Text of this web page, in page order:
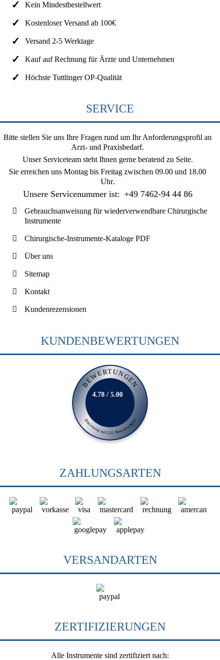
Kein Mindestbestellwert
Kostenloser Versand ab 100€
Versand 2-5 Werktage
Kauf auf Rechnung für Ärzte und Unternehmen
Höchste Tuttlinger OP-Qualität
SERVICE
Bitte stellen Sie uns Ihre Fragen rund um Ihr Anforderungsprofil an
Arzt- und Praxisbedarf.
Unser Serviceteam steht Ihnen gerne beratend zu Seite.
Sie erreichen uns Montag bis Freitag zwischen 09.00 und 18.00
Uhr.
Unsere Servicenummer ist: +49 7462-94 44 86
Gebrauchsanweisung für wiederverwendbare Chirurgische
Instrumente
Chirurgische-Instrumente-Kataloge PDF
Über uns
Sitemap
Kontakt
Kundenrezensionen
KUNDENBEWERTUNGEN
BEWERTUNGEN
Basierend auf 231 Bewertungen
4.78 / 5.00
ZAHLUNGSARTEN
VERSANDARTEN
ZERTIFIZIERUNGEN
Alle Instrumente sind zertifiziert nach: